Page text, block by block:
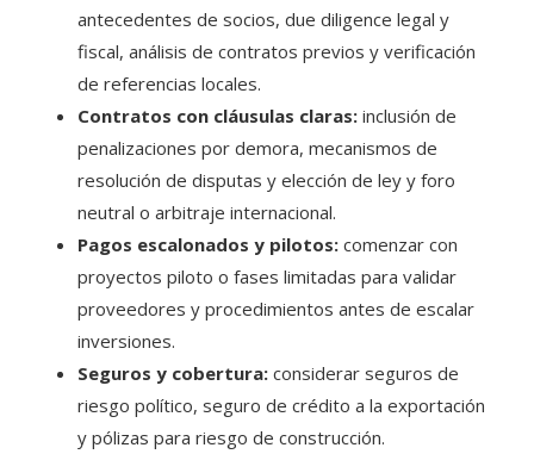
antecedentes de socios, due diligence legal y
fiscal, análisis de contratos previos y verificación
de referencias locales.
Contratos con cláusulas claras: inclusión de
penalizaciones por demora, mecanismos de
resolución de disputas y elección de ley y foro
neutral o arbitraje internacional.
Pagos escalonados y pilotos: comenzar con
proyectos piloto o fases limitadas para validar
proveedores y procedimientos antes de escalar
inversiones.
Seguros y cobertura: considerar seguros de
riesgo político, seguro de crédito a la exportación
y pólizas para riesgo de construcción.